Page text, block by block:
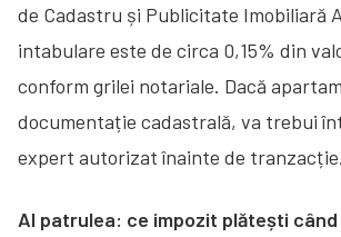
de Cadastru și Publicitate Imobiliară
intabulare este de circa 0,15% din
conform grilei notariale. Dacă
documentație cadastrală, va trebui
expert autorizat înainte de tranzacție.
Al patrulea: ce impozit plătești când